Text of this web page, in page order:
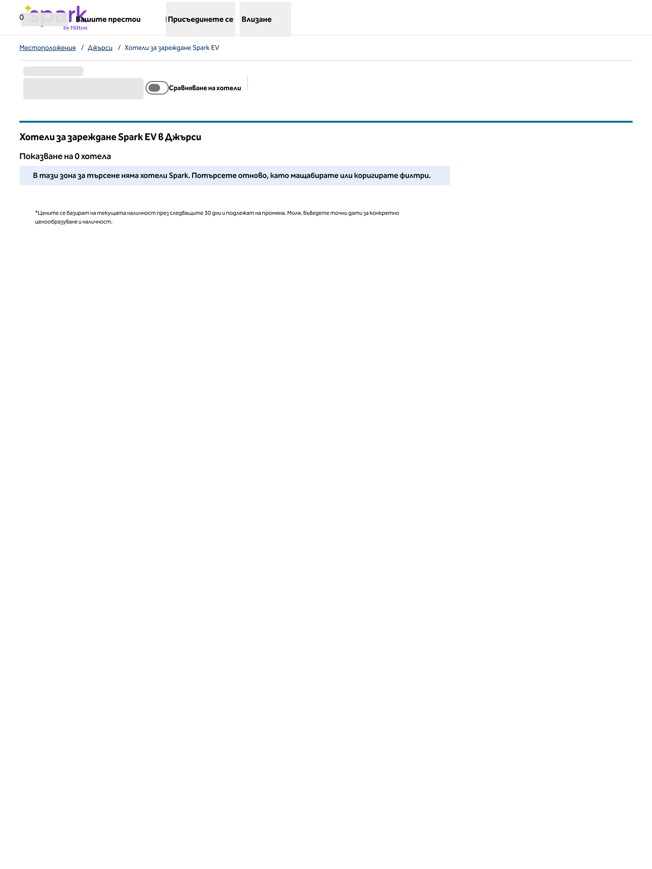
Прескачане към съдържанието
0
Вашите престои
отваря нов раздел
Присъединете се Влизане
Местоположения / Джърси / Хотели за зареждане Spark EV
Сравняване на хотели
Хотели за зареждане Spark EV в Джърси
Показване на 0 хотела
Не можахме да намерим хотели за Вас в този район. Регулирайте филтрите си или опитайте да намалите мащаба за повече резултати.
В тази зона за търсене няма хотели Spark. Потърсете отново, като мащабирате или коригирате филтри.
*Цените се базират на текущата наличност през следващите 30 дни и подлежат на промяна. Моля, въведете точни дати за конкретно
ценообразуване и наличност.